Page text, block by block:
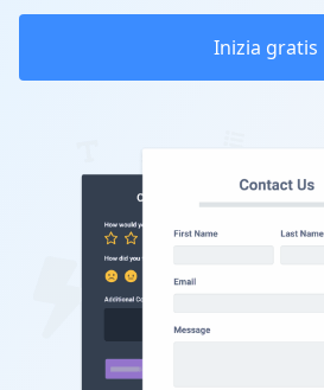
Inizia gratis